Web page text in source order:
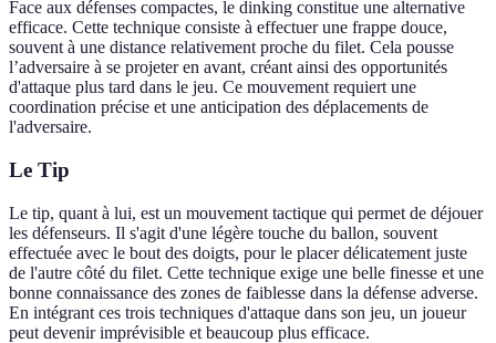
Face aux défenses compactes, le dinking constitue une alternative
efficace. Cette technique consiste à effectuer une frappe douce,
souvent à une distance relativement proche du filet. Cela pousse
l’adversaire à se projeter en avant, créant ainsi des opportunités
d'attaque plus tard dans le jeu. Ce mouvement requiert une
coordination précise et une anticipation des déplacements de
l'adversaire.
Le Tip
Le tip, quant à lui, est un mouvement tactique qui permet de déjouer
les défenseurs. Il s'agit d'une légère touche du ballon, souvent
effectuée avec le bout des doigts, pour le placer délicatement juste
de l'autre côté du filet. Cette technique exige une belle finesse et une
bonne connaissance des zones de faiblesse dans la défense adverse.
En intégrant ces trois techniques d'attaque dans son jeu, un joueur
peut devenir imprévisible et beaucoup plus efficace.